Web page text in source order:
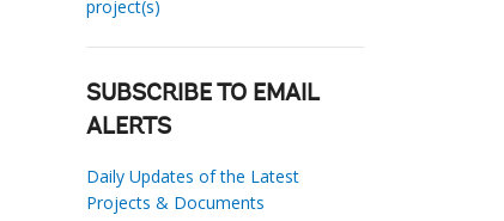
project(s)
SUBSCRIBE TO EMAIL
ALERTS
Daily Updates of the Latest
Projects & Documents